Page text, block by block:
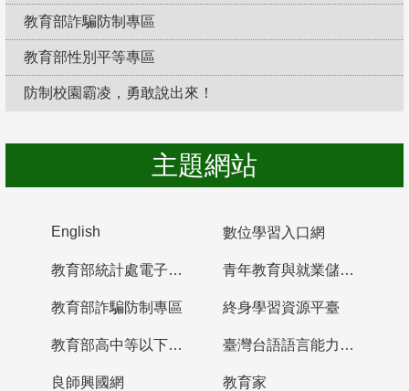
教育部詐騙防制專區
教育部性別平等專區
防制校園霸凌，勇敢說出來！
主題網站
English 數位學習入口網
教育部統計處電子書櫃 青年教育與就業儲蓄帳戶
教育部詐騙防制專區 終身學習資源平臺
教育部高中等以下學校及幼兒園教師資格檢定考試 臺灣台語語言能力認證網站
良師興國網
教育家